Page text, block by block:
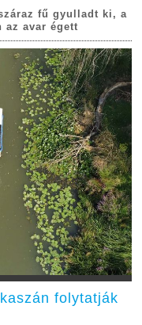
fű gyulladt ki, a
az avar égett
folytatják